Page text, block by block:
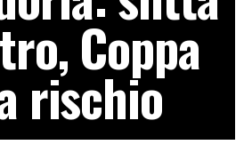
Coppa
rischio